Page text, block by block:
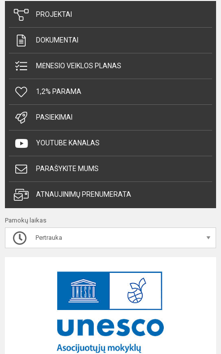
PROJEKTAI
DOKUMENTAI
MĖNESIO VEIKLOS PLANAS
1,2% PARAMA
PASIEKIMAI
YOUTUBE KANALAS
PARAŠYKITE MUMS
ATNAUJINIMŲ PRENUMERATA
Pamokų laikas
Pertrauka